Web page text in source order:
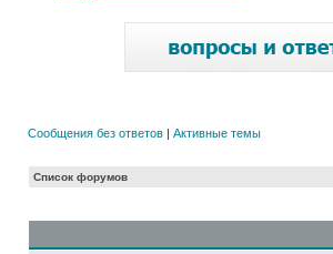
Сообщения без ответов | Активные темы
Список форумов